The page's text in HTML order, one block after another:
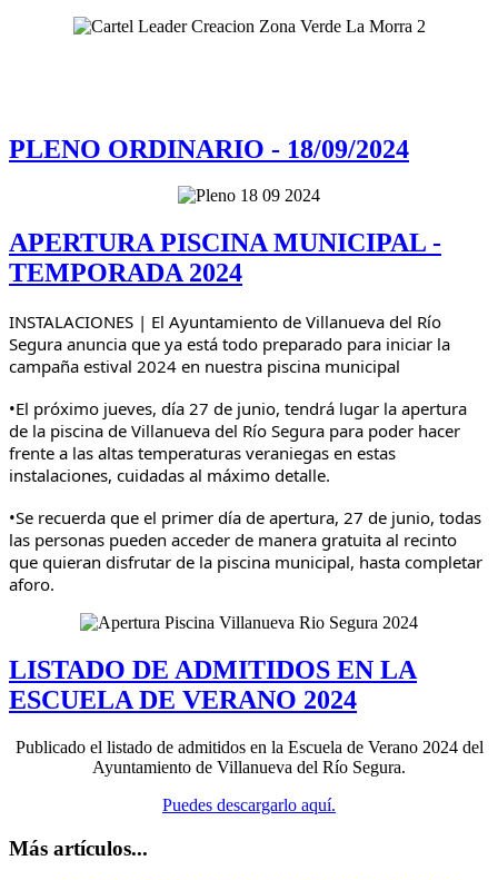
PLENO ORDINARIO - 18/09/2024
APERTURA PISCINA MUNICIPAL -
TEMPORADA 2024
INSTALACIONES | El Ayuntamiento de Villanueva del Río
Segura anuncia que ya está todo preparado para iniciar la
campaña estival 2024 en nuestra piscina municipal
•El próximo jueves, día 27 de junio, tendrá lugar la apertura
de la piscina de Villanueva del Río Segura para poder hacer
frente a las altas temperaturas veraniegas en estas
instalaciones, cuidadas al máximo detalle.
•Se recuerda que el primer día de apertura, 27 de junio, todas
las personas pueden acceder de manera gratuita al recinto
que quieran disfrutar de la piscina municipal, hasta completar
aforo.
LISTADO DE ADMITIDOS EN LA
ESCUELA DE VERANO 2024
Publicado el listado de admitidos en la Escuela de Verano 2024 del
Ayuntamiento de Villanueva del Río Segura.
Puedes descargarlo aquí.
Más artículos...